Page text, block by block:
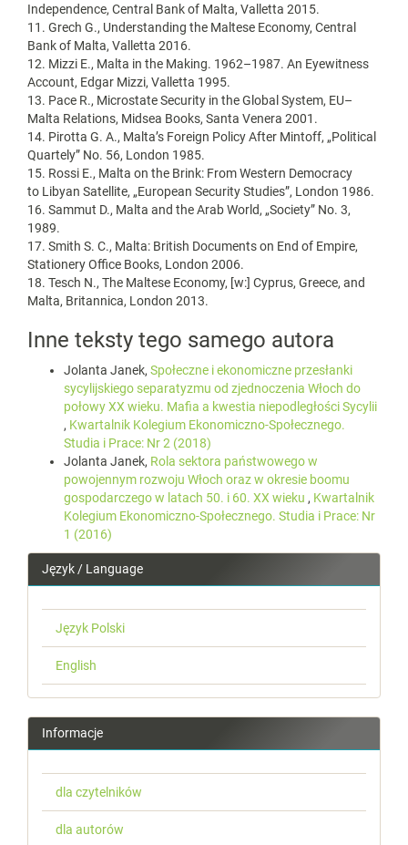
Independence, Central Bank of Malta, Valletta 2015.
11. Grech G., Understanding the Maltese Economy, Central
Bank of Malta, Valletta 2016.
12. Mizzi E., Malta in the Making. 1962–1987. An Eyewitness
Account, Edgar Mizzi, Valletta 1995.
13. Pace R., Microstate Security in the Global System, EU–
Malta Relations, Midsea Books, Santa Venera 2001.
14. Pirotta G. A., Malta’s Foreign Policy After Mintoff, „Political
Quartely” No. 56, London 1985.
15. Rossi E., Malta on the Brink: From Western Democracy
to Libyan Satellite, „European Security Studies”, London 1986.
16. Sammut D., Malta and the Arab World, „Society” No. 3,
1989.
17. Smith S. C., Malta: British Documents on End of Empire,
Stationery Office Books, London 2006.
18. Tesch N., The Maltese Economy, [w:] Cyprus, Greece, and
Malta, Britannica, London 2013.
Inne teksty tego samego autora
Jolanta Janek, Społeczne i ekonomiczne przesłanki
sycylijskiego separatyzmu od zjednoczenia Włoch do
połowy XX wieku. Mafia a kwestia niepodległości Sycylii ​
, Kwartalnik Kolegium Ekonomiczno-Społecznego.
Studia i Prace: Nr 2 (2018)
Jolanta Janek, Rola sektora państwowego w
powojennym rozwoju Włoch oraz w okresie boomu
gospodarczego w latach 50. i 60. XX wieku , Kwartalnik
Kolegium Ekonomiczno-Społecznego. Studia i Prace: Nr
1 (2016)
Język / Language
Język Polski
English
Informacje
dla czytelników
dla autorów